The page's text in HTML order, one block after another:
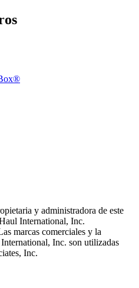
y administradora de este
International, Inc.
marcas comerciales y la
International, Inc. son utilizadas
Inc.